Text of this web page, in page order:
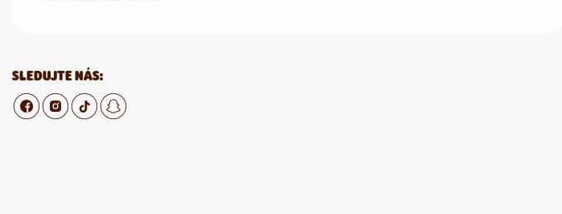
SLEDUJTE NÁS: